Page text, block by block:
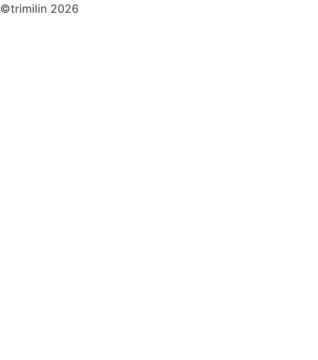
©trimilin 2026